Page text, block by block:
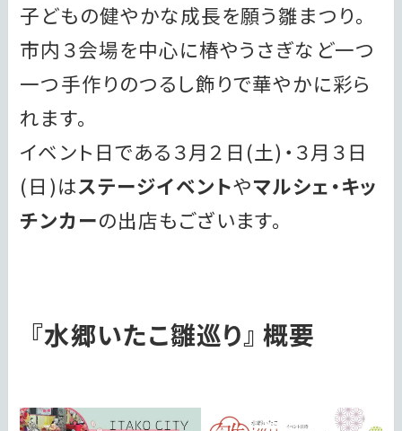
子どもの健やかな成長を願う雛まつり。
市内３会場を中心に椿やうさぎなど一つ
一つ手作りのつるし飾りで華やかに彩ら
れます。
イベント日である３月２日(土)・３月３日
(日)はステージイベントやマルシェ・キッ
チンカーの出店もございます。
『水郷いたこ雛巡り』 概要